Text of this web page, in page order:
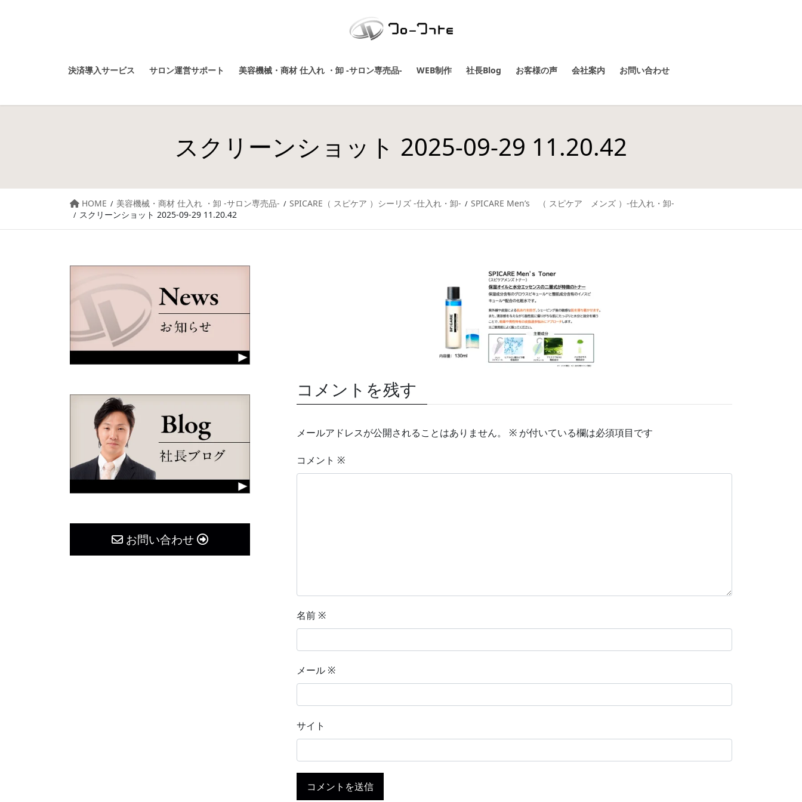
決済導入サービス サロン運営サポート 美容機械・商材 仕入れ ・卸 -サロン専売品- WEB制作 社長Blog お客様の声 会社案内 お問い合わせ
スクリーンショット 2025-09-29 11.20.42
HOME 美容機械・商材 仕入れ ・卸 -サロン専売品- SPICARE（ スピケア ）シーリズ -仕入れ・卸-
SPICARE Men’s （ スピケア メンズ ）-仕入れ・卸-
スクリーンショット 2025-09-29 11.20.42
コメントを残す
メールアドレスが公開されることはありません。 ※ が付いている欄は必須項目です
コメント ※
名前 ※
メール ※
サイト
お問い合わせ